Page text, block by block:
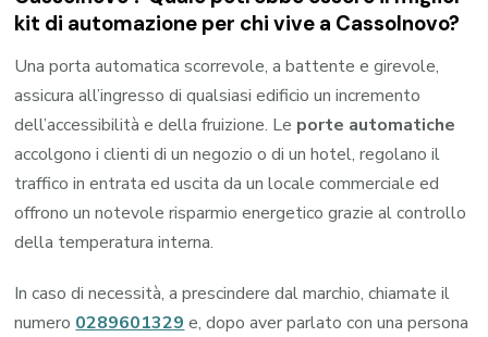
kit di automazione per chi vive a Cassolnovo?
Una porta automatica scorrevole, a battente e girevole,
assicura all’ingresso di qualsiasi edificio un incremento
dell’accessibilità e della fruizione. Le porte automatiche
accolgono i clienti di un negozio o di un hotel, regolano il
traffico in entrata ed uscita da un locale commerciale ed
offrono un notevole risparmio energetico grazie al controllo
della temperatura interna.
In caso di necessità, a prescindere dal marchio, chiamate il
numero 0289601329 e, dopo aver parlato con una persona